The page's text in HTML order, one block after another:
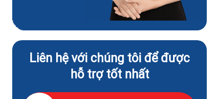
Liên hệ với chúng tôi để được
hỗ trợ tốt nhất